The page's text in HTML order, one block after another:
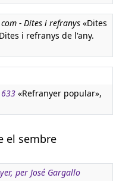
- Dites i refranys «Dites
i refranys de l'any.
«Refranyer popular»,
el sembre
per José Gargallo